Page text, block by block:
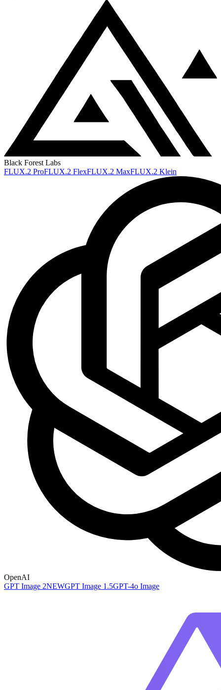
Black Forest Labs
FLUX.2 ProFLUX.2 FlexFLUX.2 MaxFLUX.2 Klein
OpenAI
GPT Image 2NEWGPT Image 1.5GPT-4o Image